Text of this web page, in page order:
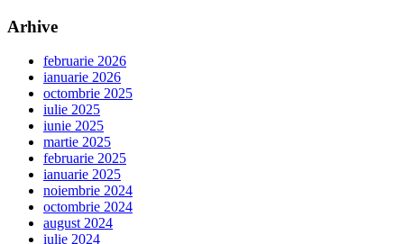
Arhive
februarie 2026
ianuarie 2026
octombrie 2025
iulie 2025
iunie 2025
martie 2025
februarie 2025
ianuarie 2025
noiembrie 2024
octombrie 2024
august 2024
iulie 2024